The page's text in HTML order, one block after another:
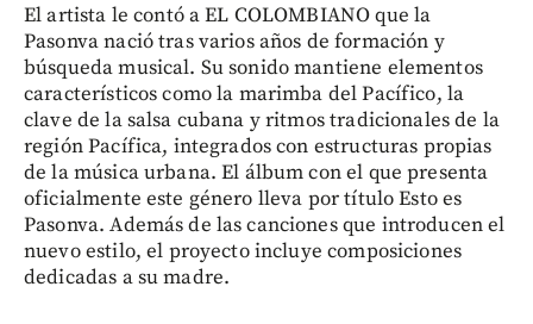
El artista le contó a EL COLOMBIANO que la
Pasonva nació tras varios años de formación y
búsqueda musical. Su sonido mantiene elementos
característicos como la marimba del Pacífico, la
clave de la salsa cubana y ritmos tradicionales de la
región Pacífica, integrados con estructuras propias
de la música urbana. El álbum con el que presenta
oficialmente este género lleva por título Esto es
Pasonva. Además de las canciones que introducen el
nuevo estilo, el proyecto incluye composiciones
dedicadas a su madre.